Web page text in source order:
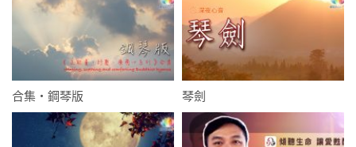
合集・鋼琴版 琴劍